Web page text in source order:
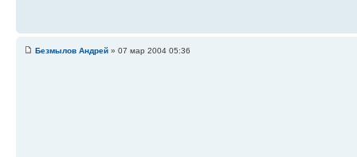
Безмылов Андрей » 07 мар 2004 05:36